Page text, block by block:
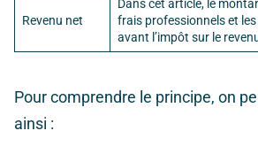
Revenu net
Dans cet article, le
frais professionnels et
avant l’impôt sur le
Pour comprendre le principe, on
ainsi :